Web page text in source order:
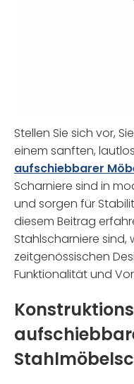
Stellen Sie sich vor,
einem sanften,
aufschiebbarer
Scharniere sind in
und sorgen für
diesem Beitrag
Stahlscharniere sind,
zeitgenössischen
Funktionalität und